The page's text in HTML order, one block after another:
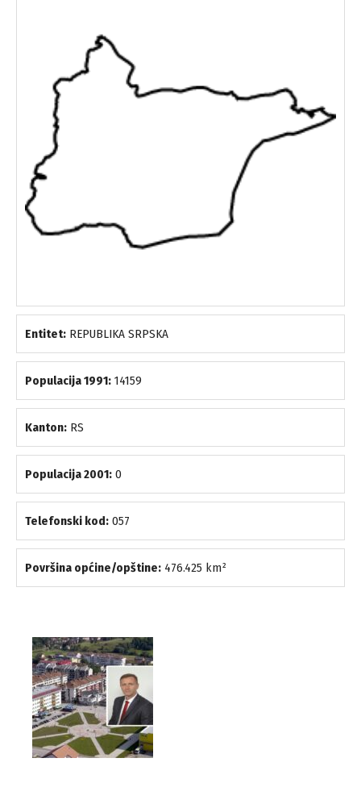
Entitet: REPUBLIKA SRPSKA
Populacija 1991: 14159
Kanton: RS
Populacija 2001: 0
Telefonski kod: 057
Površina općine/opštine: 476.425 km²